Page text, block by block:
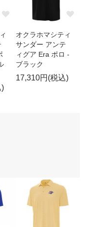
)
オクラホマシティ
サンダー アンテ
ィグア Era ポロ -
ブラック
17,310円(税込)